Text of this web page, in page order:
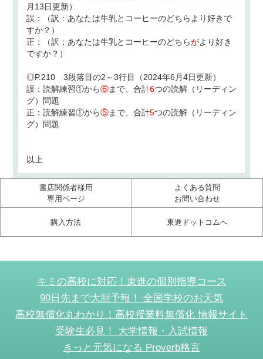
月13日更新）
誤：（訳：あなたは牛乳とコーヒーのどちらより好きで
すか？）
正：（訳：あなたは牛乳とコーヒーのどちらがより好き
ですか？）
◎P.210 3段落目の2～3行目（2024年6月4日更新）
誤：読解練習①から⑥まで、合計6つの読解（リーディン
グ）問題
正：読解練習①から⑤まで、合計5つの読解（リーディン
グ）問題
以上
書店関係者様用
専用ページ
よくある質問
お問い合わせ
購入方法 東進ドットコムへ
キミの高校に対応！東進の個別指導コース
90日先まで大胆予報！ 全国学校のお天気
高校無償化丸わかり！高校授業料無償化 情報サイト
受験生必見！ 大学情報・入試情報
きっと元気になる Proverb格言